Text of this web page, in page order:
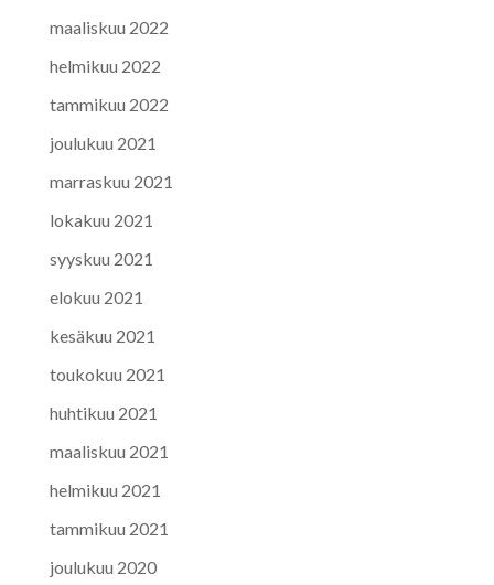
maaliskuu 2022
helmikuu 2022
tammikuu 2022
joulukuu 2021
marraskuu 2021
lokakuu 2021
syyskuu 2021
elokuu 2021
kesäkuu 2021
toukokuu 2021
huhtikuu 2021
maaliskuu 2021
helmikuu 2021
tammikuu 2021
joulukuu 2020